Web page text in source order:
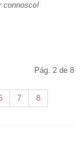
connosco!
Pág. 2 de 8
7
8